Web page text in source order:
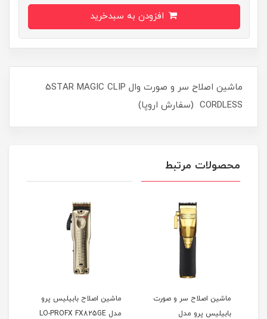
ماشین اصلاح سر و صورت وال 5STAR MAGIC CLIP
CORDLESS (سفارش اروپا)
محصولات مرتبط
ماشین اصلاح سر و صورت
بابیلیس پرو مدل
ماشین اصلاح بابیلیس پرو
مدل LO-PROFX FX825GE